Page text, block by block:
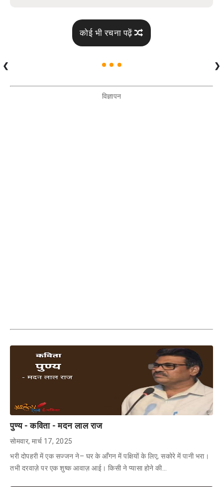
कोई भी रचना पढ़ें
❮ ❯
विज्ञापन
पुण्य - कविता - मदन लाल राज
सोमवार, मार्च 17, 2025
भरी दोपहरी में एक सज्जन ने– घर के आँगन में पक्षियों के लिए, सकोरे में पानी भरा।
तभी दरवाज़े पर एक शुष्क आवाज़ आई। किसी ने प्यासा होने की…